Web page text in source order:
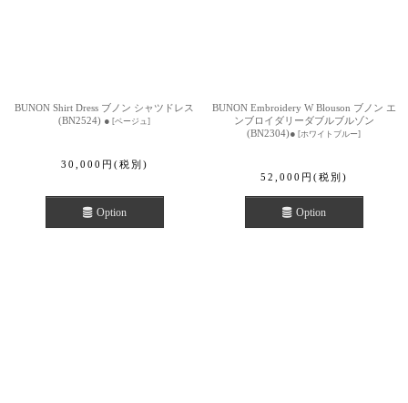
BUNON Shirt Dress ブノン シャツドレス
(BN2524) ● [ベージュ]
30,000 円 (税別)
Option
BUNON Embroidery W Blouson ブノン エ
ンブロイダリーダブルブルゾン
(BN2304)● [ホワイトブルー]
52,000 円 (税別)
Option